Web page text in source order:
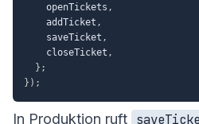
    openTickets
,
    addTicket
,
    saveTicket
,
    closeTicket
,
} ;
} ) ;
In Produktion ruft